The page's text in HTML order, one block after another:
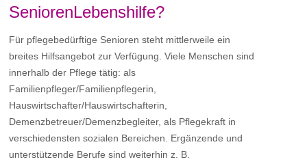
SeniorenLebenshilfe?
Für pflegebedürftige Senioren steht mittlerweile ein
breites Hilfsangebot zur Verfügung. Viele Menschen sind
innerhalb der Pflege tätig: als
Familienpfleger/Familienpflegerin,
Hauswirtschafter/Hauswirtschafterin,
Demenzbetreuer/Demenzbegleiter, als Pflegekraft in
verschiedensten sozialen Bereichen. Ergänzende und
unterstützende Berufe sind weiterhin z. B.